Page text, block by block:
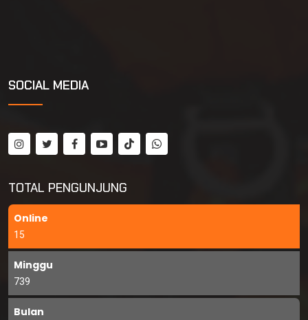
SOCIAL MEDIA
TOTAL PENGUNJUNG
Online
15
Minggu
739
Bulan